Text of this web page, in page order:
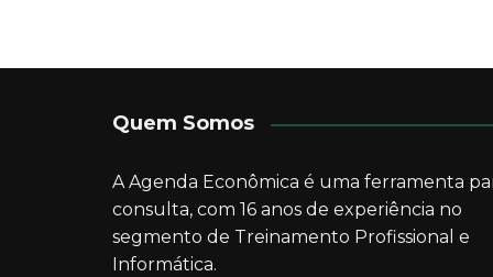
Quem Somos
A Agenda Econômica é uma ferramenta
consulta, com 16 anos de experiência no
segmento de Treinamento Profissional e
Informática.